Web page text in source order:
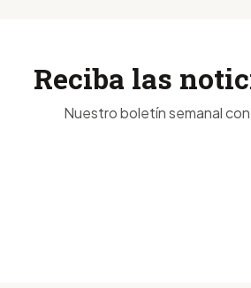
Reciba las
Nuestro boletín semanal